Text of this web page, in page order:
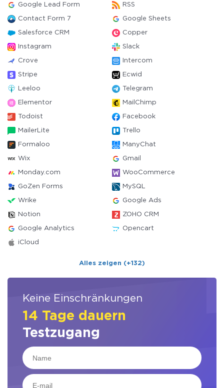
Google Lead Form RSS
Contact Form 7 Google Sheets
Salesforce CRM Copper
Instagram Slack
Crove Intercom
Stripe Ecwid
Leeloo Telegram
Elementor MailChimp
Todoist Facebook
MailerLite Trello
Formaloo ManyChat
Wix Gmail
Monday.com WooCommerce
GoZen Forms MySQL
Wrike Google Ads
Notion ZOHO CRM
Google Analytics Opencart
iCloud
Alles zeigen (+132)
Keine Einschränkungen
14 Tage dauern
Testzugang